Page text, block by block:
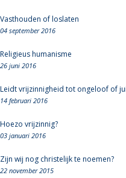
Vasthouden of loslaten
04 september 2016
Religieus humanisme
26 juni 2016
Leidt vrijzinnigheid tot ongeloof of
14 februari 2016
Hoezo vrijzinnig?
03 januari 2016
Zijn wij nog christelijk te noemen?
22 november 2015